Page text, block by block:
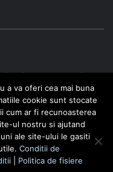
"Constantin
Jiu.
Logistics.
conditii|Politica de fisiere
a va oferi cea mai buna
cookie sunt stocate
cum ar fi recunoasterea
ul nostru si ajutand
ale site-ului le gasiti
Conditii de
| Politica de fisiere